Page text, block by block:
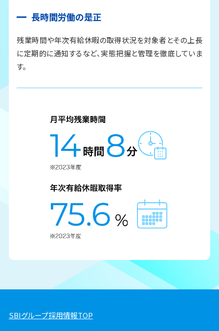
長時間労働の是正
残業時間や年次有給休暇の取得状況を対象者とその上長
に定期的に通知するなど、実態把握と管理を徹底していま
す。
SBIグループ採用情報TOP